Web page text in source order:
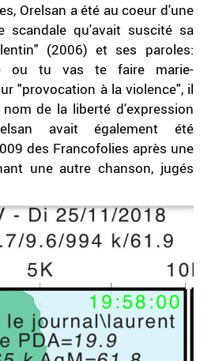
Orelsan a été au coeur d'une
scandale qu'avait suscité sa
(2006) et ses paroles:
ou tu vas te faire marie-
"provocation à la violence", il
de la liberté d'expression
avait également été
des Francofolies après une
une autre chanson, jugés